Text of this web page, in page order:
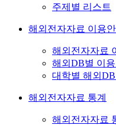
주제별 리스트
해외전자자료 이용
해외전자자료
해외DB별 이
대학별 해외
해외전자자료 통계
해외전자자료